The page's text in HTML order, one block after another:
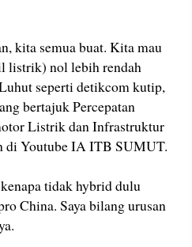
kita semua buat. Kita mau
listrik) nol lebih rendah
seperti detikcom kutip,
bertajuk Percepatan
Listrik dan Infrastruktur
di Youtube IA ITB SUMUT.
tidak hybrid dulu
China. Saya bilang urusan